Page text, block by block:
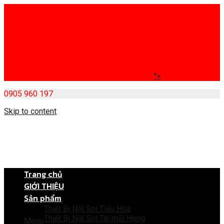
">
0905 960 197
Skip to content
Menu
Trang chủ
GIỚI THIỆU
Sản phẩm
Thiết Bị Nội Soi Tiêu Hóa
Thiết Bị Nội Soi Tai mũi Họng